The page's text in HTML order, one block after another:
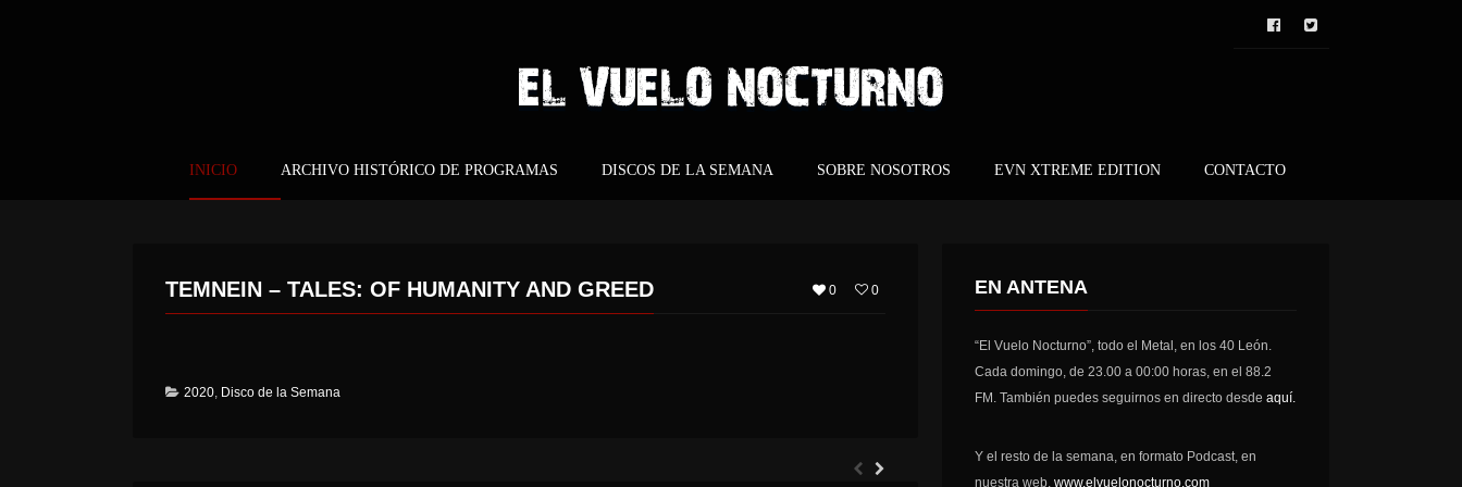
INICIO ARCHIVO HISTÓRICO DE PROGRAMAS DISCOS DE LA SEMANA SOBRE NOSOTROS EVN XTREME EDITION CONTACTO
0 0
TEMNEIN – TALES: OF HUMANITY AND GREED
2020, Disco de la Semana
EN ANTENA
“El Vuelo Nocturno”, todo el Metal, en los 40 León.
Cada domingo, de 23.00 a 00:00 horas, en el 88.2
FM. También puedes seguirnos en directo desdeaquí.
Y el resto de la semana, en formato Podcast, en
nuestra web,www.elvuelonocturno.com